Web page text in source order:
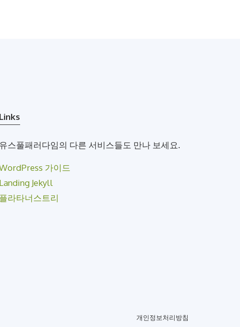
Links
유스풀패러다임의 다른 서비스들도 만나 보세요.
가이드
Landing Jekyll
플라타너스트리
개인정보처리방침